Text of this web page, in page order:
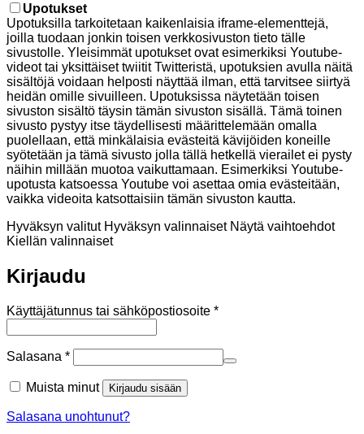
Upotukset
Upotuksilla tarkoitetaan kaikenlaisia iframe-elementtejä,
joilla tuodaan jonkin toisen verkkosivuston tieto tälle
sivustolle. Yleisimmät upotukset ovat esimerkiksi Youtube-
videot tai yksittäiset twiitit Twitteristä, upotuksien avulla näitä
sisältöjä voidaan helposti näyttää ilman, että tarvitsee siirtyä
heidän omille sivuilleen. Upotuksissa näytetään toisen
sivuston sisältö täysin tämän sivuston sisällä. Tämä toinen
sivusto pystyy itse täydellisesti määrittelemään omalla
puolellaan, että minkälaisia evästeitä kävijöiden koneille
syötetään ja tämä sivusto jolla tällä hetkellä vierailet ei pysty
näihin millään muotoa vaikuttamaan. Esimerkiksi Youtube-
upotusta katsoessa Youtube voi asettaa omia evästeitään,
vaikka videoita katsottaisiin tämän sivuston kautta.
Hyväksyn valitut Hyväksyn valinnaiset Näytä vaihtoehdot
Kiellän valinnaiset
Kirjaudu
Käyttäjätunnus tai sähköpostiosoite *Vaaditaan
Salasana *Vaaditaan
Muista minut Kirjaudu sisään
Salasana unohtunut?